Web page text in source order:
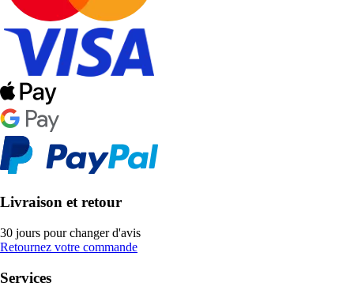
Livraison et retour
30 jours pour changer d'avis
Retournez votre commande
Services